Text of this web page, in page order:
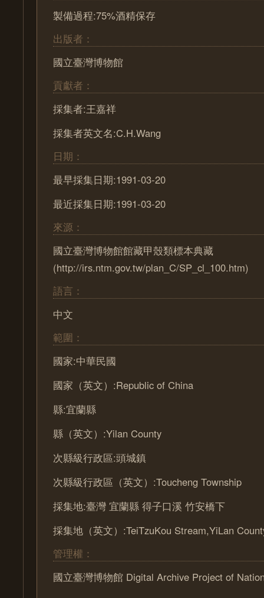
製備過程:75%酒精保存
出版者：
國立臺灣博物館
貢獻者：
採集者:王嘉祥
採集者英文名:C.H.Wang
日期：
最早採集日期:1991-03-20
最近採集日期:1991-03-20
來源：
國立臺灣博物館館藏甲殼類標本典藏
(http://irs.ntm.gov.tw/plan_C/SP_cl_100.htm)
語言：
中文
範圍：
國家:中華民國
國家（英文）:Republic of China
縣:宜蘭縣
縣（英文）:Yilan County
次縣級行政區:頭城鎮
次縣級行政區（英文）:Toucheng Township
採集地:臺灣 宜蘭縣 得子口溪 竹安橋下
採集地（英文）:TeiTzuKou Stream,YiLan
管理權：
國立臺灣博物館 Digital Archive Project of